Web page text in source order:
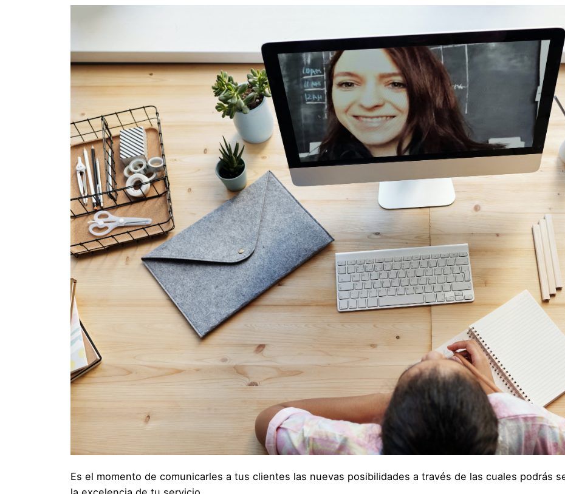
Es el momento de comunicarles a tus clientes las nuevas posibilidades a través de las cuales podrás